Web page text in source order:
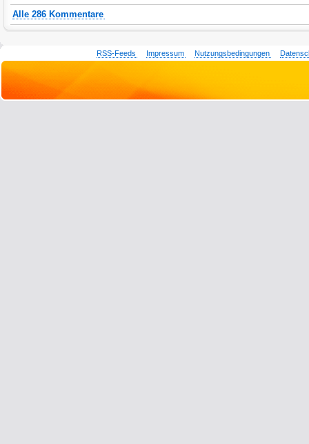
Alle 286 Kommentare
RSS-Feeds Impressum Nutzungsbedingungen